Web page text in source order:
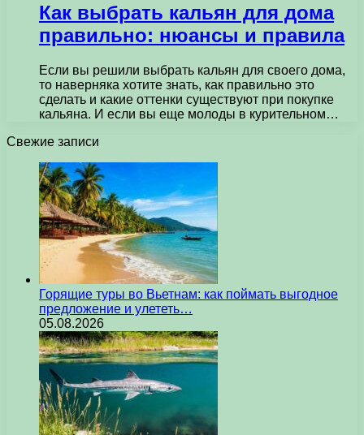
Как выбрать кальян для дома
правильно: нюансы и правила
Если вы решили выбрать кальян для своего дома,
то наверняка хотите знать, как правильно это
сделать и какие оттенки существуют при покупке
кальяна. И если вы еще молоды в курительном…
Свежие записи
Горящие туры во Вьетнам: как поймать выгодное
предложение и улететь…
05.08.2026